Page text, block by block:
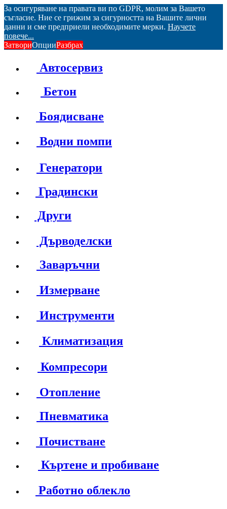
За осигуряване на правата ви по GDPR, молим за Вашето
съгласие. Ние се грижим за сигурността на Вашите лични
данни и сме предприели необходимите мерки. Научете
повече...
ЗатвориОпцииРазбрах
Автосервиз
Бетон
Боядисване
Водни помпи
Генератори
Градински
Други
Дърводелски
Заваръчни
Измерване
Инструменти
Климатизация
Компресори
Отопление
Пневматика
Почистване
Къртене и пробиване
Работно облекло